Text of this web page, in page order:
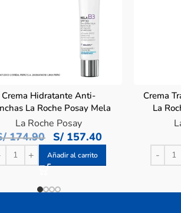
Crema Hidratante Anti-
La Roche Posay Mela
B3 – Tubo 40ML
La Roche Posay
174.90 S/157.40
Añadir al carrito
Crema
La